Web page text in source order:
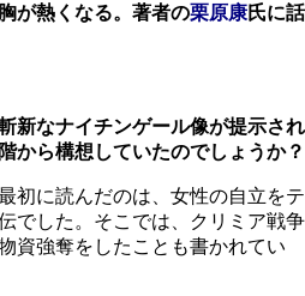
が熱くなる。著者の栗原康氏に話
なナイチンゲール像が提示され
から構想していたのでしょうか？
初に読んだのは、女性の自立をテ
でした。そこでは、クリミア戦争
資強奪をしたことも書かれてい